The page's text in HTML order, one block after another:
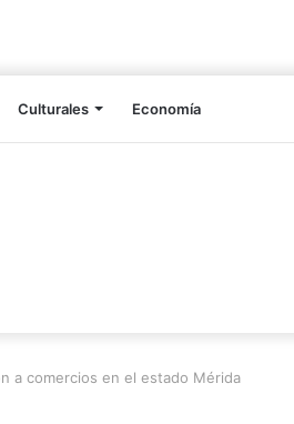
Culturales Economía
a comercios en el estado Mérida